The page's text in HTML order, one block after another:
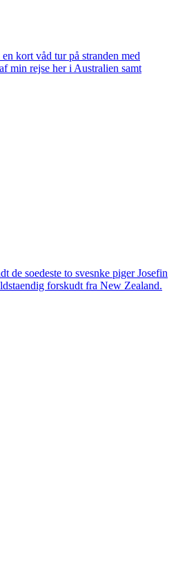
kort våd tur på stranden med
min rejse her i Australien samt
de soedeste to svesnke piger Josefin
forskudt fra New Zealand.